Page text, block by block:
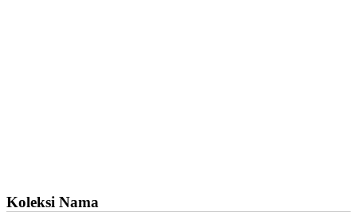
Koleksi Nama